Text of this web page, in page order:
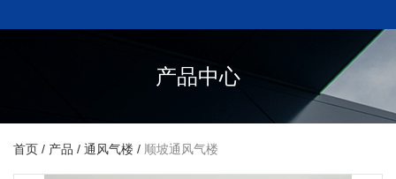
产品中心
首页 / 产品 / 通风气楼 / 顺坡通风气楼